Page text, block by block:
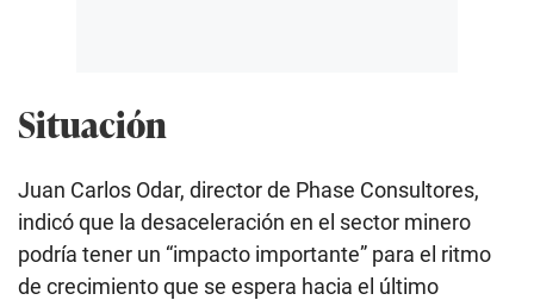
Situación
Juan Carlos Odar, director de Phase Consultores,
indicó que la desaceleración en el sector minero
podría tener un “impacto importante” para el ritmo
de crecimiento que se espera hacia el último